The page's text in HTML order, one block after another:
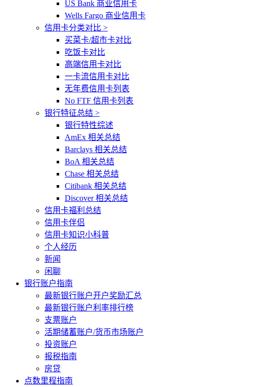
US Bank 商业信用卡
Wells Fargo 商业信用卡
信用卡分类对比 >
买菜卡/超市卡对比
吃饭卡对比
高端信用卡对比
一卡流信用卡对比
无年费信用卡列表
No FTF 信用卡列表
银行特征总结 >
银行特性综述
AmEx 相关总结
Barclays 相关总结
BoA 相关总结
Chase 相关总结
Citibank 相关总结
Discover 相关总结
信用卡福利总结
信用卡伴侣
信用卡知识小科普
个人经历
新闻
闲聊
银行账户指南
最新银行账户开户奖励汇总
最新银行账户利率排行榜
支票账户
活期储蓄账户/货币市场账户
投资账户
报税指南
房贷
点数里程指南